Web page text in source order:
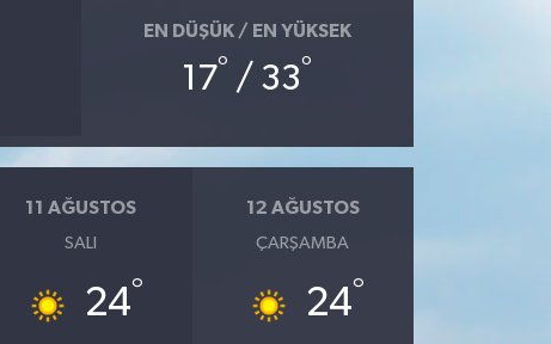
EN DÜŞÜK / EN YÜKSEK
17° / 33°
11 AĞUSTOS
SALI
24°
12 AĞUSTOS
ÇARŞAMBA
24°